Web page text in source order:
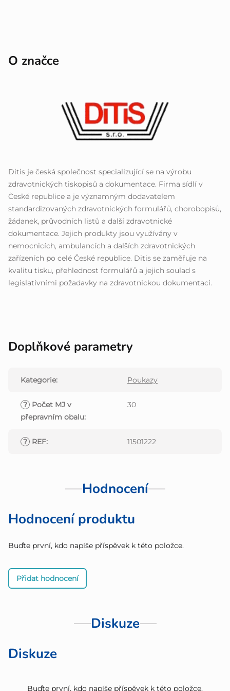
O značce
Ditis je česká společnost specializující se na výrobu
zdravotnických tiskopisů a dokumentace. Firma sídlí v
České republice a je významným dodavatelem
standardizovaných zdravotnických formulářů, chorobopisů,
žádanek, průvodních listů a další zdravotnické
dokumentace. Jejich produkty jsou využívány v
nemocnicích, ambulancích a dalších zdravotnických
zařízeních po celé České republice. Ditis se zaměřuje na
kvalitu tisku, přehlednost formulářů a jejich soulad s
legislativními požadavky na zdravotnickou dokumentaci.
Doplňkové parametry
Kategorie: Poukazy
? Počet MJ v
přepravním obalu:
30
? REF: 11501222
Hodnocení
Hodnocení produktu
Buďte první, kdo napíše příspěvek k této položce.
Přidat hodnocení
Diskuze
Diskuze
Buďte první, kdo napíše příspěvek k této položce.